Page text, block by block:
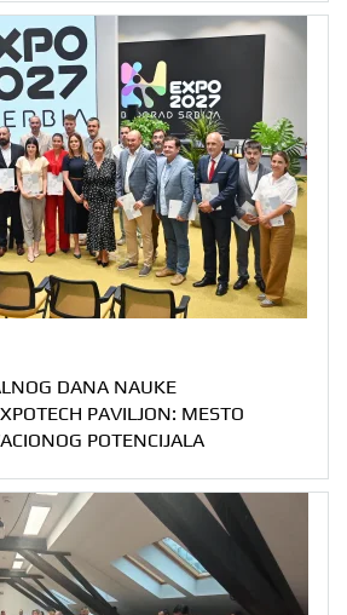
DANA NAUKE
PAVILJON: MESTO
POTENCIJALA